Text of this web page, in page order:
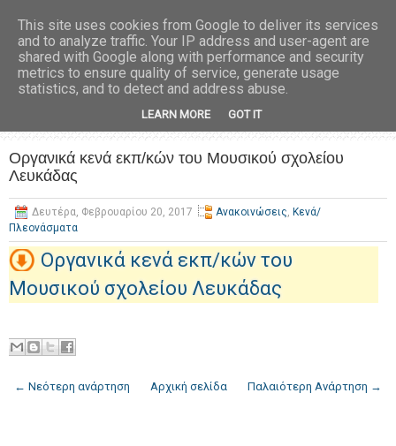
Οργανικά κενά εκπ/κών του Μουσικού σχολείου
Λευκάδας
Δευτέρα, Φεβρουαρίου 20, 2017 Ανακοινώσεις, Κενά/
Πλεονάσματα
Οργανικά κενά εκπ/κών του
Μουσικού σχολείου Λευκάδας
← Νεότερη ανάρτηση Παλαιότερη Ανάρτηση →
Αρχική σελίδα
This site uses cookies from Google to deliver its services
and to analyze traffic. Your IP address and user-agent are
shared with Google along with performance and security
metrics to ensure quality of service, generate usage
statistics, and to detect and address abuse.
LEARN MORE GOT IT